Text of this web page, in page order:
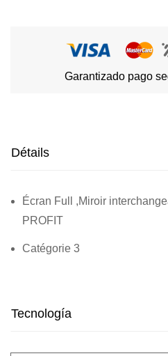
Garantizado pago
Détails
Écran Full ,Miroir
PROFIT
Catégorie 3
Tecnología